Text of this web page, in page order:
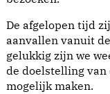
De afgelopen tijd
aanvallen vanuit
gelukkig zijn we
de doelstelling van
mogelijk maken.